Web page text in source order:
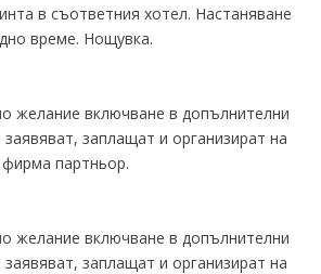
в съответния хотел. Настаняване
време. Нощувка.
желание включване в допълнителни
заявяват, заплащат и организират на
партньор.
желание включване в допълнителни
заявяват, заплащат и организират на